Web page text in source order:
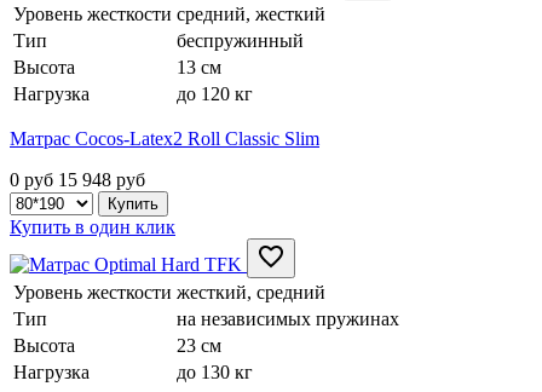
Уровень жесткости средний, жесткий
Тип
беспружинный
Высота
13 см
Нагрузка
до 120 кг
Матрас Cocos-Latex2 Roll Classic Slim
0 руб 15 948 руб
Купить в один клик
Уровень жесткости жесткий, средний
Тип
на независимых пружинах
Высота
23 см
Нагрузка
до 130 кг